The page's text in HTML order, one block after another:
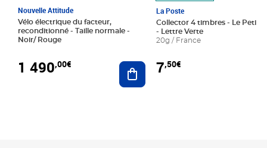
Nouvelle Attitude
Vélo électrique du facteur,
reconditionné - Taille normale -
Noir/ Rouge
1 490,00€ Ajouter au panier
La Poste
Collector 4 timbres - Le Petit
- Lettre Verte
20g / France
7,50€